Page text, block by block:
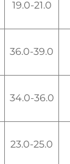
19.0-21.0
36.0-39.0
34.0-36.0
23.0-25.0